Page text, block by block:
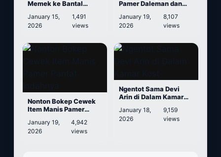
Memek ke Bantal
January 15,
2026
1,491
views
Pamer Daleman dan
January 19,
2026
8,107
views
Nonton Bokep Cewek
Item Manis Pamer
January 19,
2026
4,942
views
Ngentot Sama Devi
Arin di Dalam Kamar
January 18,
2026
9,159
views